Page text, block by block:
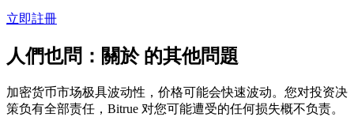
跟單
立即註冊
人們也問：關於 的其他問題
加密货币市场极具波动性，价格可能会快速波动。您对投资决
策负有全部责任，Bitrue 对您可能遭受的任何损失概不负责。